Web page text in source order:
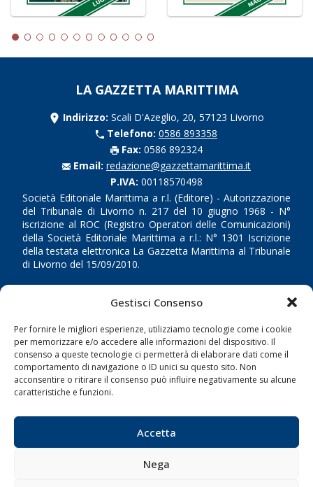
Gestisci Consenso
Per fornire le migliori esperienze, utilizziamo tecnologie come i cookie
per memorizzare e/o accedere alle informazioni del dispositivo. Il
consenso a queste tecnologie ci permetterà di elaborare dati come il
comportamento di navigazione o ID unici su questo sito. Non
acconsentire o ritirare il consenso può influire negativamente su alcune
caratteristiche e funzioni.
Accetta
Nega
LA GAZZETTA MARITTIMA
Indirizzo: Scali D'Azeglio, 20, 57123 Livorno
Telefono: 0586 893358
Fax: 0586 892324
Email: redazione@gazzettamarittima.it
P.IVA: 00118570498
Società Editoriale Marittima a r.l. (Editore) - Autorizzazione
del Tribunale di Livorno n. 217 del 10 giugno 1968 - N°
iscrizione al ROC (Registro Operatori delle Comunicazioni)
della Società Editoriale Marittima a r.l.: N° 1301 Iscrizione
della testata elettronica La Gazzetta Marittima al Tribunale
di Livorno del 15/09/2010.
LINK
Shipping
Porti/Interporti
Trasporti
Sostenibilità
Compagnie di Navigazione